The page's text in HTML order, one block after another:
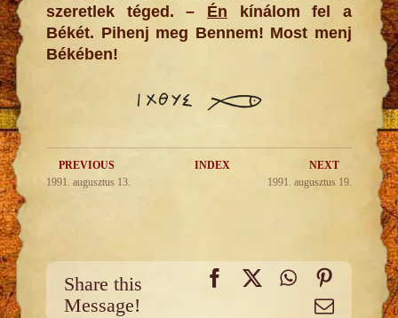
szeretlek téged. – Én kínálom fel a
Békét. Pihenj meg Bennem! Most menj
Békében!
PREVIOUS INDEX
NEXT
1991. augusztus 13.
1991. augusztus 19.
Share this
Message!
FacebookWhatsApp
Email